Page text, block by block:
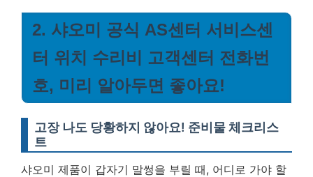
2. 샤오미 공식 AS센터 서비스센
터 위치 수리비 고객센터 전화번
호, 미리 알아두면 좋아요!
고장 나도 당황하지 않아요! 준비물 체크리스
트
샤오미 제품이 갑자기 말썽을 부릴 때, 어디로 가야 할